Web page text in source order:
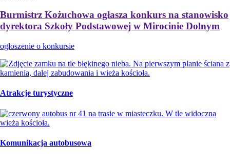
Burmistrz Kożuchowa ogłasza konkurs na stanowisko
dyrektora Szkoły Podstawowej w Mirocinie Dolnym
ogłoszenie o konkursie
Atrakcje turystyczne
Komunikacja autobusowa